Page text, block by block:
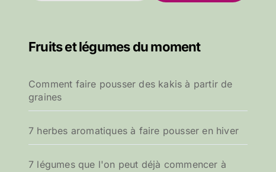
r
e
r
Fruits et légumes du moment
Comment faire pousser des kakis à partir de
graines
7 herbes aromatiques à faire pousser en hiver
7 légumes que l'on peut déjà commencer à